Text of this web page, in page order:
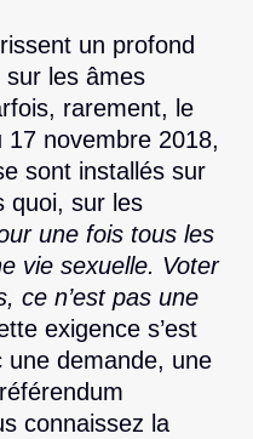
un profond
les âmes
rarement, le
novembre 2018,
sont installés sur
quoi, sur les
une fois tous les
vie sexuelle. Voter
ce n’est pas une
exigence s’est
demande, une
connaissez la